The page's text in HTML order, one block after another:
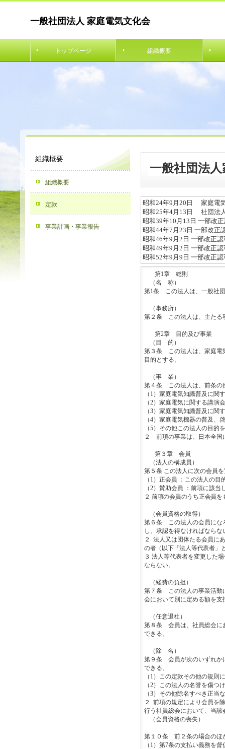
一般社団法人 家庭電気文化会
トップページ 組織概要
組織概要
組織概要
定款
事業計画・事業報告
一般社団法
昭和24年9月20日 家庭電
昭和25年4月13日 社団法
昭和39年10月13日 一部改
昭和44年7月23日 一部改正
昭和46年9月2日 一部改正認
昭和49年9月2日 一部改正認
昭和52年9月9日 一部改正認
第1章 総則
（名 称）
第1条 この法人は、一般社
（事務所）
第２条 この法人は、主たる
第2章 目的及び事業
（目 的）
第３条 この法人は、家庭電
目的とする。
（事 業）
第４条 この法人は、前条の
（ 1 ）家庭電気知識普及に関
（2）家庭電気に関する講演
（3）家庭電気知識普及に関
（4）家庭電気機器の普及、
（5）その他この法人の目
２ 前項の事業は、日本全国
第３章 会員
（法人の構成員）
第５条 この法人に次の会員
（ 1 ） 正会員 ：この法人の目
（2）賛助会員 ：前項に該当
２ 前項の会員のうち正会員
（会員資格の取得）
第６条 この法人の会員にな
し、承認を得なければならな
２
法人又は団体たる会員に
の者（以下「法人等代表者」
３ 法人等代表者を変更した
ならない。
（経費の負担）
第７条 この法人の事業活動
会において別に定める額を支
（任意退社）
第８条 会員は、社員総会に
できる。
（除 名）
第９条 会員が次のいずれか
できる。
（ 1 ）この定款その他の規則
（2）この法人の名誉を傷つ
（3）その他除名すべき正当
２
前項の規定により会員を
行う社員総会において、当
（会員資格の喪失）
第１０条 前２条の場合のほ
（ 1 ）第7条の支払い義務を督